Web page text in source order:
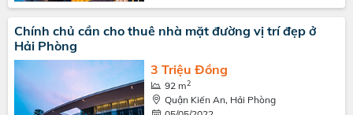
Chính chủ cần cho thuê nhà mặt đường vị trí đẹp ở
Hải Phòng
3 Triệu Đồng
92 m2
Quận Kiến An, Hải Phòng